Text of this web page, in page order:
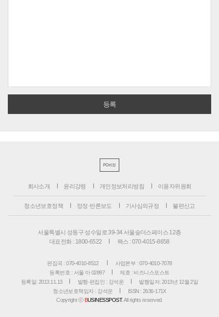
PC버전
회사소개 윤리강령 개인정보처리방침 이용자위원회
청소년보호정책 정정·반론보도 기사심의규정 불편신고
서울특별시 성동구 성수일로 39-34 서울숲더스페이스 12층
대표전화 : 1800-6522
팩스 : 070-4015-8658
편집국 : 070-4010-8512
사업본부 : 070-4010-7078
등록번호 : 서울 아 02897
제호 : 비즈니스포스트
등록일: 2013.11.13
발행·편집인 : 강석운
발행일자: 2013년 12월 2일
청소년보호책임자 : 강석운
ISSN : 2636-171X
Copyright ⓒ BUSINESSPOST. All rights reserved.